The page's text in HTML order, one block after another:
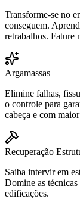
Transforme-se no
conseguem.
retrabalhos. Fature
Argamassas
Elimine falhas,
o controle para
cabeça e com
Recuperação
Saiba intervir em
Domine as
edificações.